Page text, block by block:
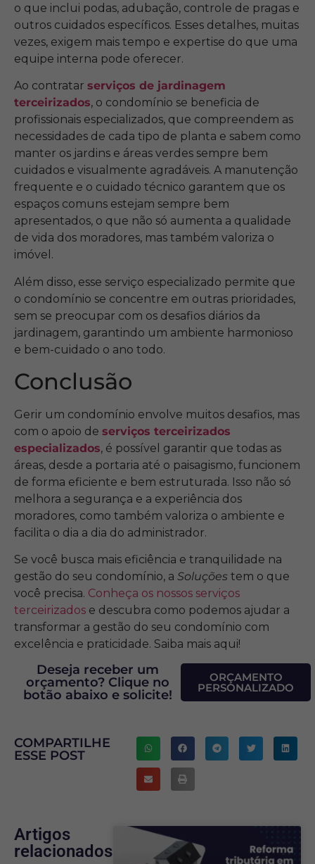
o que inclui podas, adubação, controle de pragas e
outros cuidados específicos. Esses detalhes, muitas
vezes, exigem mais tempo e expertise do que uma
equipe interna pode oferecer.
Ao contratar serviços de jardinagem
terceirizados, o condomínio se beneficia de
profissionais especializados, que compreendem as
necessidades de cada tipo de planta e sabem como
manter os jardins e áreas verdes sempre bem
cuidados e visualmente agradáveis. A manutenção
frequente e o cuidado técnico garantem que os
espaços comuns estejam sempre bem
apresentados, o que não só aumenta a qualidade
de vida dos moradores, mas também valoriza o
imóvel.
Além disso, esse serviço especializado permite que
o condomínio se concentre em outras prioridades,
sem se preocupar com os desafios diários da
jardinagem, garantindo um ambiente harmonioso
e bem-cuidado o ano todo.
Conclusão
Gerir um condomínio envolve muitos desafios, mas
com o apoio de serviços terceirizados
especializados, é possível garantir que todas as
áreas, desde a portaria até o paisagismo, funcionem
de forma eficiente e bem estruturada. Isso não só
melhora a segurança e a experiência dos
moradores, como também valoriza o ambiente e
facilita o dia a dia do administrador.
Se você busca mais eficiência e tranquilidade na
gestão do seu condomínio, a Soluções tem o que
você precisa. Conheça os nossos serviços
terceirizados e descubra como podemos ajudar a
transformar a gestão do seu condomínio com
excelência e praticidade. Saiba mais aqui!
Deseja receber um
orçamento? Clique no
botão abaixo e solicite!
ORÇAMENTO
PERSONALIZADO
COMPARTILHE
ESSE POST
Artigos
relacionados